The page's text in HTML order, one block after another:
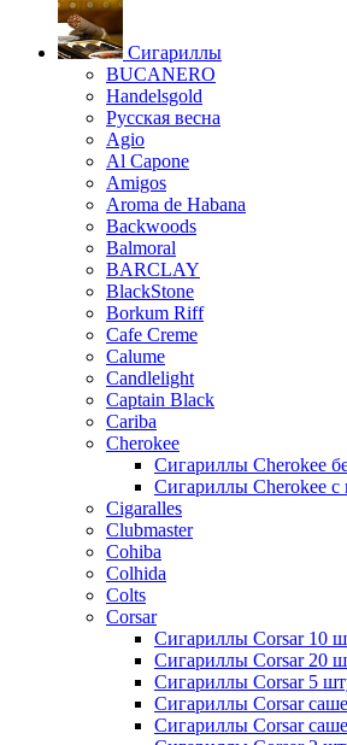
Сигариллы
BUCANERO
Handelsgold
Русская весна
Agio
Al Capone
Amigos
Aroma de Habana
Backwoods
Balmoral
BARCLAY
BlackStone
Borkum Riff
Cafe Creme
Calume
Candlelight
Captain Black
Cariba
Cherokee
Сигариллы Cherokee
Сигариллы Cherokee
Cigaralles
Clubmaster
Cohiba
Colhida
Colts
Corsar
Сигариллы Corsar 10
Сигариллы Corsar 20
Сигариллы Corsar 5
Сигариллы Corsar
Сигариллы Corsar